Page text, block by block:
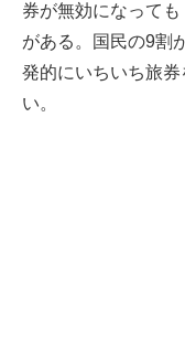
券が無効になって
がある。国民の9割
発的にいちいち旅
い。